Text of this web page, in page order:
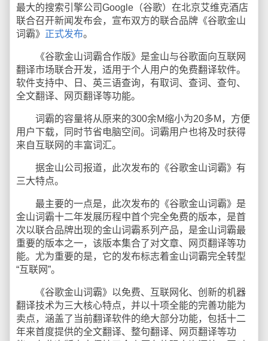
最大的搜索引擎公司Google（谷歌）在北京艾维克酒店
联合召开新闻发布会，宣布双方的联合品牌《谷歌金山
词霸》 正式发布。
《谷歌金山词霸合作版》是金山与谷歌面向互联网
翻译市场联合开发，适用于个人用户的免费翻译软件。
软件支持中、日、英三语查询，有取词、查词、查句、
全文翻译、网页翻译等功能。
词霸的容量将从原来的300余M缩小为20多M，方便
用户下载，同时节省电脑空间。词霸用户也将及时获得
来自互联网的丰富词汇。
据金山公司报道，此次发布的《谷歌金山词霸》有
三大特点。
最主要的一点是，此次发布的《谷歌金山词霸》是
金山词霸十二年发展历程中首个完全免费的版本，是首
次以联合品牌出现的金山词霸系列产品，是金山词霸最
重要的版本之一，该版本集合了对文章、网页翻译等功
能。尤为重要的是，它的发布标志着金山词霸完全转型
“互联网”。
《谷歌金山词霸》以免费、互联网化、创新的机器
翻译技术为三大核心特点，并以十项全能的完善功能为
卖点，涵盖了当前翻译软件的绝大部分功能，包括十二
年来首度提供的全文翻译、整句翻译、网页翻译等功